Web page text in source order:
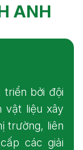
ANH
triển bởi đội
vật liệu xây
trường, liên
các giải